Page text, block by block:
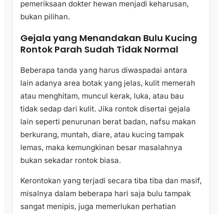
pemeriksaan dokter hewan menjadi keharusan,
bukan pilihan.
Gejala yang Menandakan Bulu Kucing
Rontok Parah Sudah Tidak Normal
Beberapa tanda yang harus diwaspadai antara
lain adanya area botak yang jelas, kulit memerah
atau menghitam, muncul kerak, luka, atau bau
tidak sedap dari kulit. Jika rontok disertai gejala
lain seperti penurunan berat badan, nafsu makan
berkurang, muntah, diare, atau kucing tampak
lemas, maka kemungkinan besar masalahnya
bukan sekadar rontok biasa.
Kerontokan yang terjadi secara tiba tiba dan masif,
misalnya dalam beberapa hari saja bulu tampak
sangat menipis, juga memerlukan perhatian